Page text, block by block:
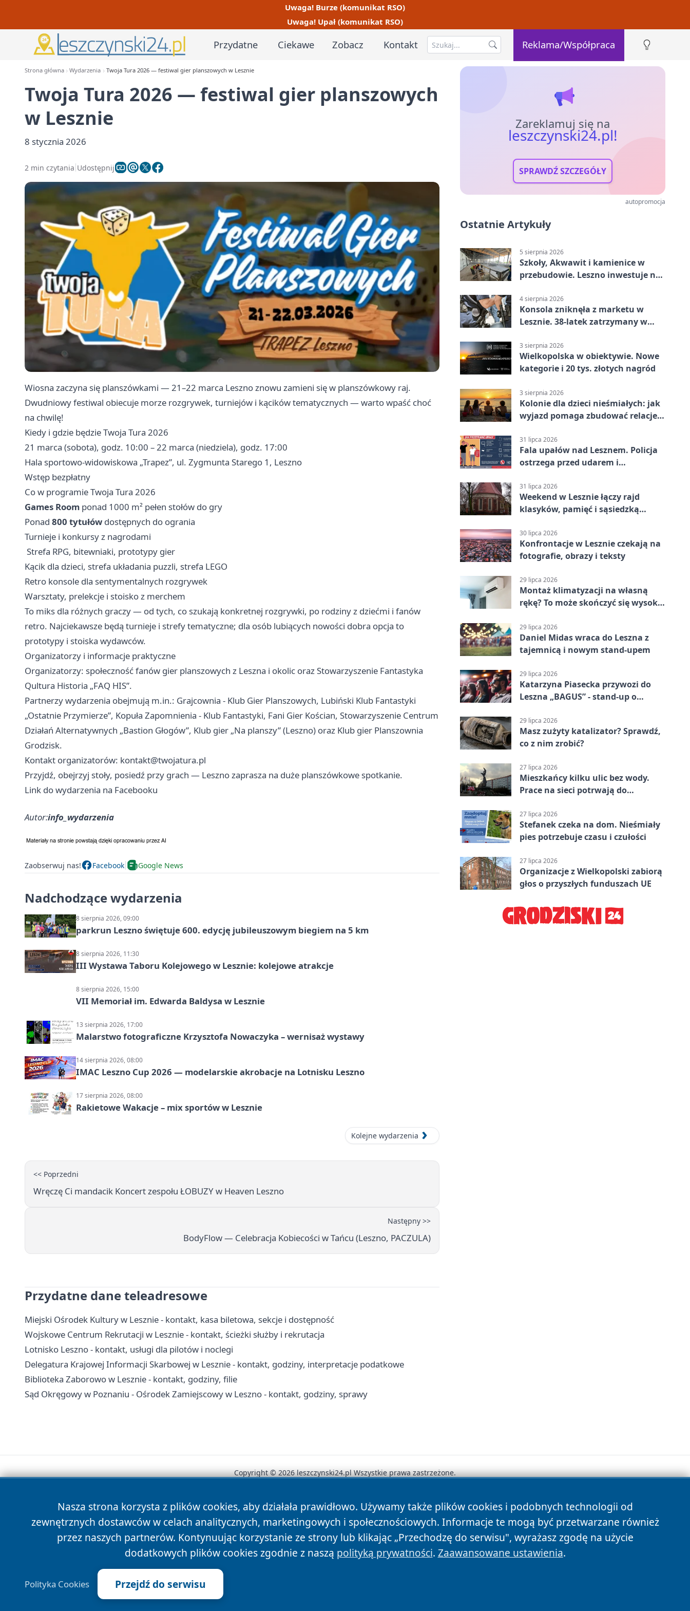
Uwaga! Burze (komunikat RSO)
Uwaga! Upał (komunikat RSO)
Przydatne Ciekawe Zobacz Kontakt Reklama/Współpraca
Strona główna Wydarzenia Twoja Tura 2026 — festiwal gier planszowych w Lesznie
Twoja Tura 2026 — festiwal gier planszowych
w Lesznie
8 stycznia 2026
2 min czytania Udostępnij
Wiosna zaczyna się planszówkami — 21–22 marca Leszno znowu zamieni się w planszówkowy raj.
Dwudniowy festiwal obiecuje morze rozgrywek, turniejów i kącików tematycznych — warto wpaść choć
na chwilę!
Kiedy i gdzie będzie Twoja Tura 2026
21 marca (sobota), godz. 10:00 – 22 marca (niedziela), godz. 17:00
Hala sportowo-widowiskowa „Trapez”, ul. Zygmunta Starego 1, Leszno
Wstęp bezpłatny
Co w programie Twoja Tura 2026
Games Room ponad 1000 m² pełen stołów do gry
Ponad 800 tytułów dostępnych do ogrania
Turnieje i konkursy z nagrodami
‍ Strefa RPG, bitewniaki, prototypy gier
Kącik dla dzieci, strefa układania puzzli, strefa LEGO
Retro konsole dla sentymentalnych rozgrywek
Warsztaty, prelekcje i stoisko z merchem
To miks dla różnych graczy — od tych, co szukają konkretnej rozgrywki, po rodziny z dziećmi i fanów
retro. Najciekawsze będą turnieje i strefy tematyczne; dla osób lubiących nowości dobra opcja to
prototypy i stoiska wydawców.
Organizatorzy i informacje praktyczne
Organizatorzy: społeczność fanów gier planszowych z Leszna i okolic oraz Stowarzyszenie Fantastyka
Qultura Historia „FAQ HIS”.
Partnerzy wydarzenia obejmują m.in.: Grajcownia - Klub Gier Planszowych, Lubiński Klub Fantastyki
„Ostatnie Przymierze”, Kopuła Zapomnienia - Klub Fantastyki, Fani Gier Kościan, Stowarzyszenie Centrum
Działań Alternatywnych „Bastion Głogów”, Klub gier „Na planszy” (Leszno) oraz Klub gier Planszownia
Grodzisk.
Kontakt organizatorów: kontakt@twojatura.pl
Przyjdź, obejrzyj stoły, posiedź przy grach — Leszno zaprasza na duże planszówkowe spotkanie.
Link do wydarzenia na Facebooku
Autor:info_wydarzenia
Zaobserwuj nas! Facebook Google News
Nadchodzące wydarzenia
8 sierpnia 2026, 09:00
parkrun Leszno świętuje 600. edycję jubileuszowym biegiem na 5 km
8 sierpnia 2026, 11:30
III Wystawa Taboru Kolejowego w Lesznie: kolejowe atrakcje
8 sierpnia 2026, 15:00
VII Memoriał im. Edwarda Baldysa w Lesznie
13 sierpnia 2026, 17:00
Malarstwo fotograficzne Krzysztofa Nowaczyka – wernisaż wystawy
14 sierpnia 2026, 08:00
IMAC Leszno Cup 2026 — modelarskie akrobacje na Lotnisku Leszno
17 sierpnia 2026, 08:00
Rakietowe Wakacje – mix sportów w Lesznie
Kolejne wydarzenia
<< Poprzedni
Wręczę Ci mandacik Koncert zespołu ŁOBUZY w Heaven Leszno
Następny >>
BodyFlow — Celebracja Kobiecości w Tańcu (Leszno, PACZULA)
Przydatne dane teleadresowe
Miejski Ośrodek Kultury w Lesznie - kontakt, kasa biletowa, sekcje i dostępność
Wojskowe Centrum Rekrutacji w Lesznie - kontakt, ścieżki służby i rekrutacja
Lotnisko Leszno - kontakt, usługi dla pilotów i noclegi
Delegatura Krajowej Informacji Skarbowej w Lesznie - kontakt, godziny, interpretacje podatkowe
Biblioteka Zaborowo w Lesznie - kontakt, godziny, filie
Sąd Okręgowy w Poznaniu - Ośrodek Zamiejscowy w Leszno - kontakt, godziny, sprawy
Zareklamuj się na
leszczynski24.pl!
SPRAWDŹ SZCZEGÓŁY
autopromocja
Ostatnie Artykuły
5 sierpnia 2026
Szkoły, Akwawit i kamienice w
przebudowie. Leszno inwestuje na
4 sierpnia 2026
Konsola zniknęła z marketu w
Lesznie. 38-latek zatrzymany w
3 sierpnia 2026
Wielkopolska w obiektywie. Nowe
kategorie i 20 tys. złotych nagród
3 sierpnia 2026
Kolonie dla dzieci nieśmiałych: jak
wyjazd pomaga zbudować relacje z
31 lipca 2026
Fala upałów nad Lesznem. Policja
ostrzega przed udarem i
31 lipca 2026
Weekend w Lesznie łączy rajd
klasyków, pamięć i sąsiedzką
30 lipca 2026
Konfrontacje w Lesznie czekają na
fotografie, obrazy i teksty
29 lipca 2026
Montaż klimatyzacji na własną
rękę? To może skończyć się wysoką
29 lipca 2026
Daniel Midas wraca do Leszna z
tajemnicą i nowym stand-upem
29 lipca 2026
Katarzyna Piasecka przywozi do
Leszna „BAGUS” - stand-up o
29 lipca 2026
Masz zużyty katalizator? Sprawdź,
co z nim zrobić?
27 lipca 2026
Mieszkańcy kilku ulic bez wody.
Prace na sieci potrwają do
27 lipca 2026
Stefanek czeka na dom. Nieśmiały
pies potrzebuje czasu i czułości
27 lipca 2026
Organizacje z Wielkopolski zabiorą
głos o przyszłych funduszach UE
Nasza strona korzysta z plików cookies, aby działała prawidłowo. Używamy także plików cookies i podobnych technologii od
zewnętrznych dostawców w celach analitycznych, marketingowych i społecznościowych. Informacje te mogą być przetwarzane również
przez naszych partnerów. Kontynuując korzystanie ze strony lub klikając „Przechodzę do serwisu", wyrażasz zgodę na użycie
dodatkowych plików cookies zgodnie z naszą polityką prywatności. Zaawansowane ustawienia.
Polityka Cookies Przejdź do serwisu
Copyright © 2026 leszczynski24.pl Wszystkie prawa zastrzeżone.
News Autorzy Polityka Prywatności Polityka Cookies